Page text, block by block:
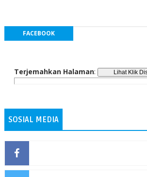
FACEBOOK
Terjemahkan Halaman:
SOSIAL MEDIA